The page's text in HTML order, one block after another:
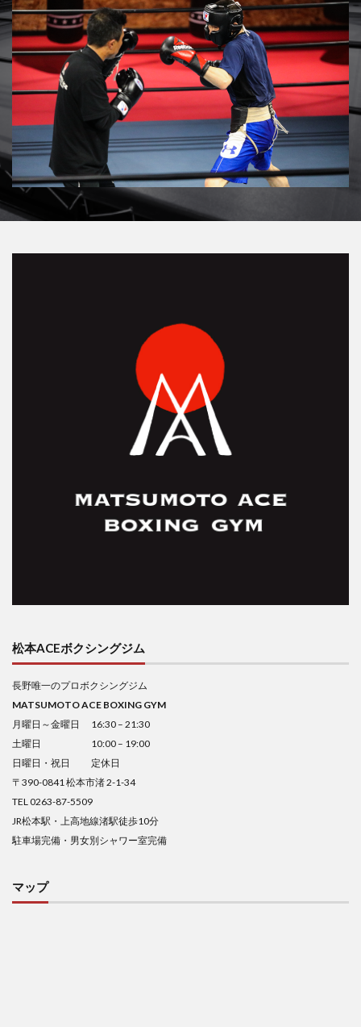
松本ACEボクシングジム
長野唯一のプロボクシングジム
MATSUMOTO ACE BOXING GYM
月曜日～金曜日 16:30 – 21:30
土曜日 10:00 – 19:00
日曜日・祝日 定休日
〒390-0841 松本市渚 2-1-34
TEL 0263-87-5509
JR松本駅・上高地線渚駅徒歩10分
駐車場完備・男女別シャワー室完備
マップ